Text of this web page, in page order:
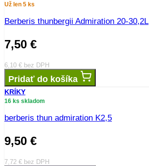
Už len 5 ks
Berberis thunbergii Admiration 20-30,2L
7,50 €
6,10 € bez DPH
Pridať do košíka
KRÍKY
16 ks skladom
berberis thun admiration K2,5
9,50 €
7,72 € bez DPH